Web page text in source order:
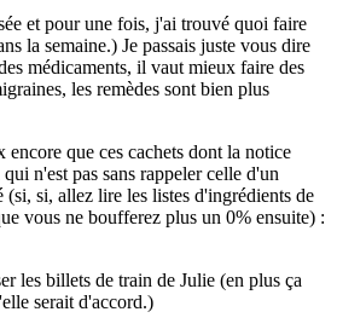
et pour une fois, j'ai trouvé quoi faire
la semaine.) Je passais juste vous dire
médicaments, il vaut mieux faire des
les remèdes sont bien plus
que ces cachets dont la notice
n'est pas sans rappeler celle d'un
(si, si, allez lire les listes d'ingrédients de
vous ne boufferez plus un 0% ensuite) :
les billets de train de Julie (en plus ça
serait d'accord.)